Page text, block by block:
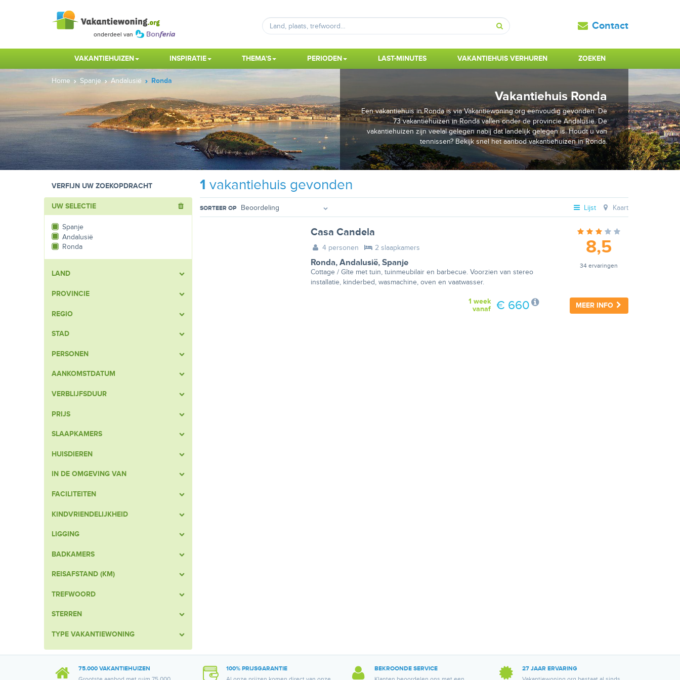
Zoeken
Contact
VAKANTIEHUIZEN INSPIRATIE THEMA'S PERIODEN LAST-MINUTES VAKANTIEHUIS VERHUREN ZOEKEN
Home Spanje Andalusië Ronda
Vakantiehuis Ronda
Een vakantiehuis in Ronda is via Vakantiewoning.org eenvoudig gevonden. De
73 vakantiehuizen in Ronda vallen onder de provincie Andalusië. De
vakantiehuizen zijn veelal gelegen nabij dat landelijk gelegen is. Houdt u van
tennissen? Bekijk snel het aanbod vakantiehuizen in Ronda.
VERFIJN UW ZOEKOPDRACHT 1 vakantiehuis gevonden
UW SELECTIE
Spanje
Andalusië
Ronda
LAND
PROVINCIE
REGIO
STAD
PERSONEN
AANKOMSTDATUM
VERBLIJFSDUUR
PRIJS
SLAAPKAMERS
HUISDIEREN
IN DE OMGEVING VAN
FACILITEITEN
KINDVRIENDELIJKHEID
LIGGING
BADKAMERS
REISAFSTAND (KM)
TREFWOORD
STERREN
TYPE VAKANTIEWONING
SORTEER OP Lijst Kaart
Casa Candela
4 personen 2 slaapkamers
Ronda, Andalusië, Spanje
Cottage / Gîte met tuin, tuinmeubilair en barbecue. Voorzien van stereo
installatie, kinderbed, wasmachine, oven en vaatwasser.
8,5
34 ervaringen
MEER INFO
1 week
vanaf
€ 660
75.000 VAKANTIEHUIZEN
100% PRIJSGARANTIE
BEKROONDE SERVICE
27 JAAR ERVARING